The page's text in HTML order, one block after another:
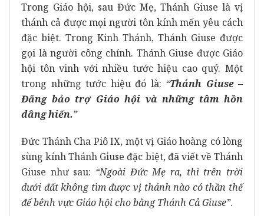
Trong Giáo hội, sau Đức Mẹ, Thánh Giuse là vị
thánh cả được mọi người tôn kính mến yêu cách
đặc biệt. Trong Kinh Thánh, Thánh Giuse được
gọi là người công chính. Thánh Giuse được Giáo
hội tôn vinh với nhiều tước hiệu cao quý. Một
trong những tước hiệu đó là: “Thánh Giuse –
Đấng bảo trợ Giáo hội và những tâm hồn
dâng hiến.”
Đức Thánh Cha Piô IX, một vị Giáo hoàng có lòng
sùng kính Thánh Giuse đặc biệt, đã viết về Thánh
Giuse như sau: “Ngoài Đức Mẹ ra, thì trên trời
dưới đất không tìm được vị thánh nào có thần thế
để bênh vực Giáo hội cho bằng Thánh Cả Giuse”.